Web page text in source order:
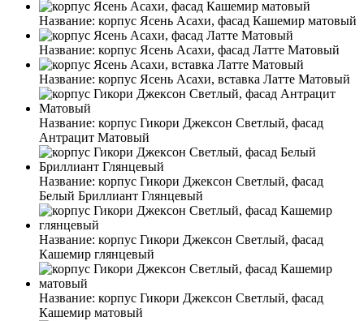
Название: корпус Ясень Асахи, фасад Кашемир матовый
Название: корпус Ясень Асахи, фасад Латте Матовый
Название: корпус Ясень Асахи, вставка Латте Матовый
Название: корпус Гикори Джексон Светлый, фасад
Антрацит Матовый
Название: корпус Гикори Джексон Светлый, фасад
Белый Бриллиант Глянцевый
Название: корпус Гикори Джексон Светлый, фасад
Кашемир глянцевый
Название: корпус Гикори Джексон Светлый, фасад
Кашемир матовый